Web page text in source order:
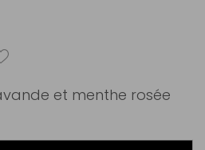
et menthe rosée